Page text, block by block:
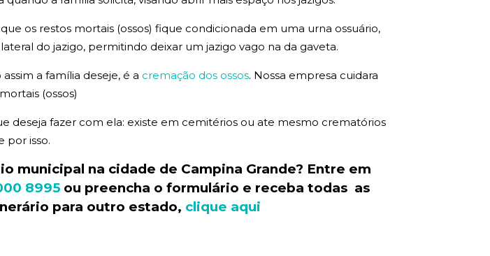
os restos mortais (ossos) fique condicionada em uma urna ossuário,
do jazigo, permitindo deixar um jazigo vago na da gaveta.
a família deseje, é a cremação dos ossos. Nossa empresa cuidara
(ossos)
deseja fazer com ela: existe em cemitérios ou ate mesmo crematórios
por isso.
municipal na cidade de Campina Grande? Entre em
8995ou preencha o formulário e receba todas as
para outro estado, clique aqui